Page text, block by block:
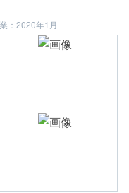
：2020年1月